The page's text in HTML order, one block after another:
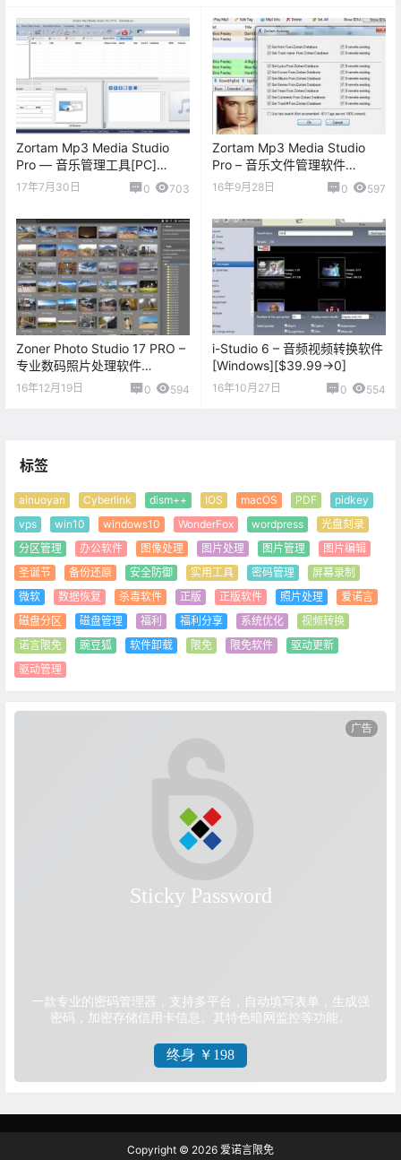
Zortam Mp3 Media Studio
Pro — 音乐管理工具[PC]
[$19.95→0]
17年7月30日 0 703
Zortam Mp3 Media Studio
Pro – 音乐文件管理软件
[Windows][$19.95→0]
16年9月28日 0 597
Zoner Photo Studio 17 PRO –
专业数码照片处理软件
[Windows][$89→0]
16年12月19日 0 594
i-Studio 6 – 音频视频转换软件
[Windows][$39.99→0]
16年10月27日 0 554
标签
ainuoyan Cyberlink dism++ IOS macOS PDF
pidkey
vps
win10 windows10 WonderFox wordpress
光盘刻录
分区管理
办公软件 图像处理 图片处理 图片管理
图片编辑
圣诞节
备份还原 安全防御 实用工具 密码管理
屏幕录制
微软
数据恢复 杀毒软件 正版 正版软件 照片处理
爱诺言
磁盘分区
磁盘管理 福利 福利分享 系统优化
视频转换
诺言限免
豌豆狐 软件卸载 限免 限免软件
驱动更新
驱动管理
Copyright © 2026 爱诺言限免